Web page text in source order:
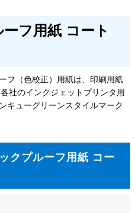
フ用紙 コート
フ（色校正）用紙は、印刷用紙
社のインクジェットプリンタ用
キューグリーンスタイルマーク
クプルーフ用紙 コー